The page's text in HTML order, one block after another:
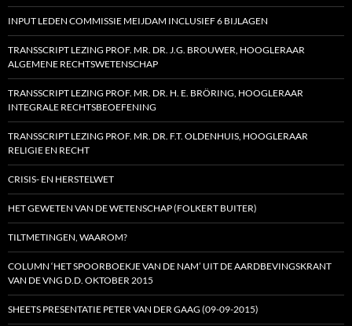
INPUT LEDEN COMMISSIE MEIJDAM INCLUSIEF 6 BIJLAGEN
TRANSSCRIPT LEZING PROF. MR. DR. J.G. BROUWER, HOOGLERAAR
ALGEMENE RECHTSWETENSCHAP
TRANSSCRIPT LEZING PROF. MR. DR. H. E. BRÖRING, HOOGLERAAR
INTEGRALE RECHTSBEOEFENING
TRANSSCRIPT LEZING PROF. MR. DR. F.T. OLDENHUIS, HOOGLERAAR
RELIGIE EN RECHT
CRISIS- EN HERSTELWET
HET GEWETEN VAN DE WETENSCHAP (FOLKERT BUITER)
TILTMETINGEN, WAAROM?
COLUMN ‘HET SPOORBOEKJE VAN DE NAM’ UIT DE AARDBEVINGSKRANT
VAN DE VNG D.D. OKTOBER 2015
SHEETS PRESENTATIE PETER VAN DER GAAG (09-09-2015)